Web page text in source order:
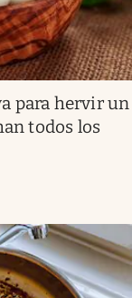
para hervir un
todos los